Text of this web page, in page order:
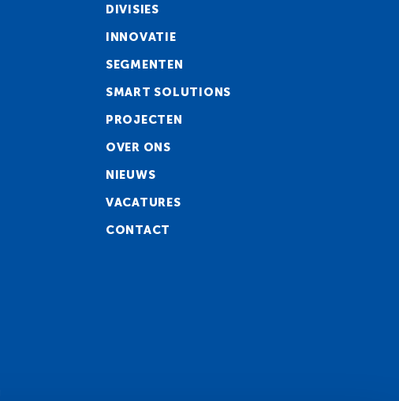
DIVISIES
INNOVATIE
SEGMENTEN
SMART SOLUTIONS
PROJECTEN
OVER ONS
NIEUWS
VACATURES
CONTACT